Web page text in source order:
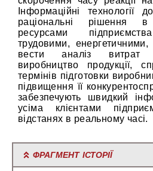
Інформаційні технології
раціональні рішення
ресурсами
трудовими,
вести аналіз витрат
виробництво продукції,
термінів підготовки
підвищення її
забезпечують швидкий
усіма клієнтами
відстанях в реальному часі.
ФРАГМЕНТ ІСТОРІЇ